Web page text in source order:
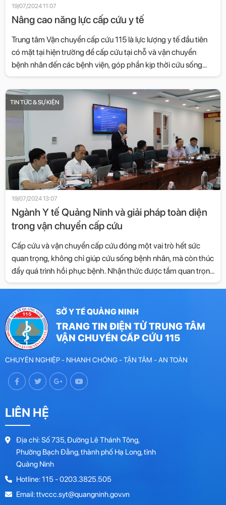
19/07/2024 11:07
Nâng cao năng lực cấp cứu y tế
Trung tâm Vận chuyển cấp cứu 115 là lực lượng y tế đầu tiên
có mặt tại hiện trường để cấp cứu tại chỗ và vận chuyển
bệnh nhân đến các bệnh viện, góp phần kịp thời cứu sống
người bệnh, giảm thiểu di chứng, hỗ trợ điều trị hiệu quả cao.
TIN TỨC & SỰ KIỆN
19/07/2024 13:07
Ngành Y tế Quảng Ninh và giải pháp toàn diện
trong vận chuyển cấp cứu
Cấp cứu và vận chuyển cấp cứu đóng một vai trò hết sức
quan trọng, không chỉ giúp cứu sống bệnh nhân, mà còn thúc
đẩy quá trình hồi phục bệnh. Nhận thức được tầm quan trọng
đó, thời gian qua, ngành Y tế Quảng Ninh đã đẩy mạnh triển
SỞ Y TẾ QUẢNG NINH
TRANG TIN ĐIỆN TỬ TRUNG TÂM
VẬN CHUYỂN CẤP CỨU 115
CHUYÊN NGHIỆP - NHANH CHÓNG - TẬN TÂM - AN TOÀN
LIÊN HỆ
Địa chỉ: Số 735, Đường Lê Thánh Tông,
Phường Bạch Đằng, thành phố Hạ Long, tỉnh
Quảng Ninh
Hotline: 115 - 0203.3825.505
Email: ttvccc.syt@quangninh.gov.vn